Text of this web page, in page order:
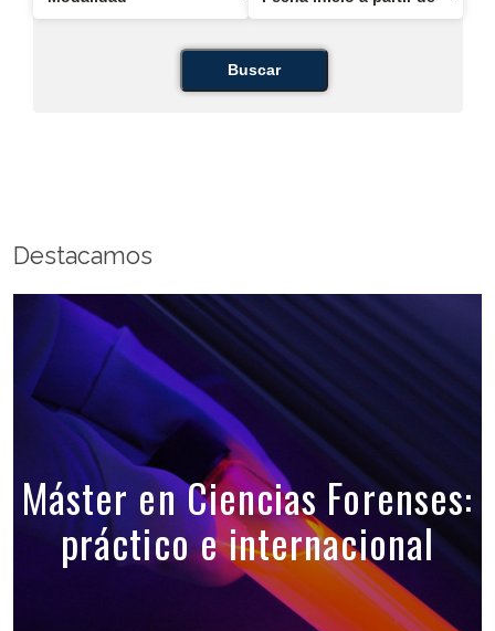
Buscar
Destacamos
Máster en Ciencias Forenses:
práctico e internacional